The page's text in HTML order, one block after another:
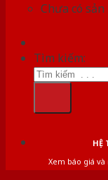
Chưa có
Tìm kiếm:
HỆ
Xem báo giá và